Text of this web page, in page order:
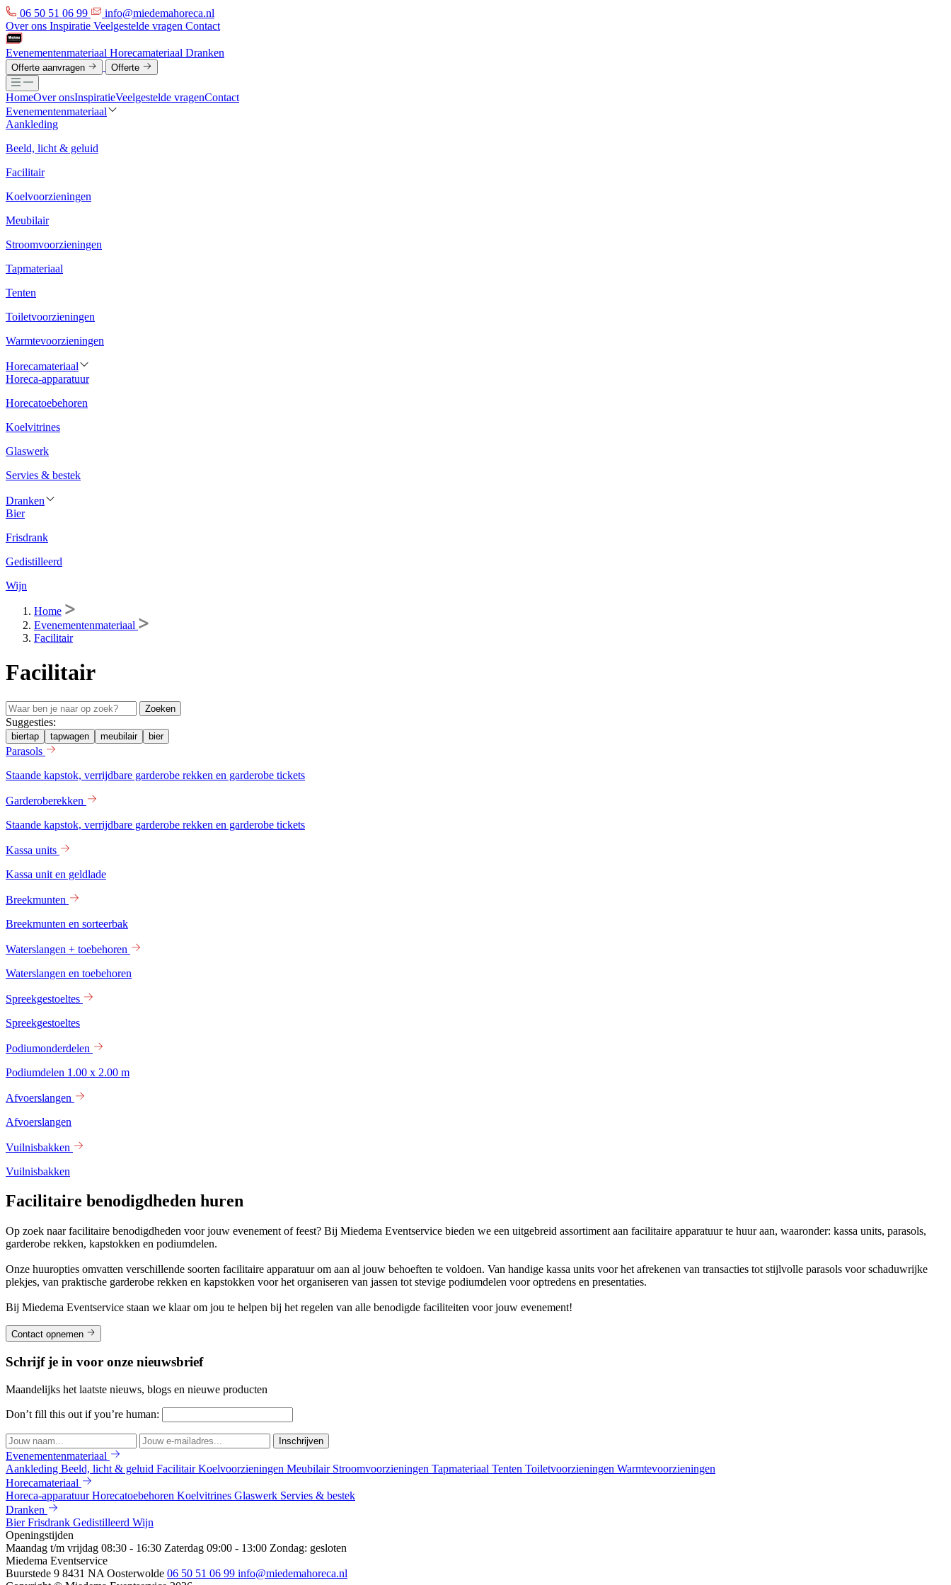
06 50 51 06 99
info@miedemahoreca.nl
Over ons Inspiratie Veelgestelde vragen Contact
Evenementenmateriaal Horecamateriaal Dranken
Offerte aanvragen Offerte
HomeOver onsInspiratieVeelgestelde vragenContact
Evenementenmateriaal
Aankleding
Beeld, licht & geluid
Facilitair
Koelvoorzieningen
Meubilair
Stroomvoorzieningen
Tapmateriaal
Tenten
Toiletvoorzieningen
Warmtevoorzieningen
Horecamateriaal
Horeca-apparatuur
Horecatoebehoren
Koelvitrines
Glaswerk
Servies & bestek
Dranken
Bier
Frisdrank
Gedistilleerd
Wijn
Home
Evenementenmateriaal
Facilitair
Facilitair
Zoeken
Suggesties:
biertap tapwagen meubilair bier
Parasols
Staande kapstok, verrijdbare garderobe rekken en garderobe tickets
Garderoberekken
Staande kapstok, verrijdbare garderobe rekken en garderobe tickets
Kassa units
Kassa unit en geldlade
Breekmunten
Breekmunten en sorteerbak
Waterslangen + toebehoren
Waterslangen en toebehoren
Spreekgestoeltes
Spreekgestoeltes
Podiumonderdelen
Podiumdelen 1.00 x 2.00 m
Afvoerslangen
Afvoerslangen
Vuilnisbakken
Vuilnisbakken
Facilitaire benodigdheden huren
Op zoek naar facilitaire benodigdheden voor jouw evenement of feest? Bij Miedema Eventservice bieden we een uitgebreid assortiment aan facilitaire apparatuur te huur aan, waaronder: kassa units, parasols,
garderobe rekken, kapstokken en podiumdelen.
Onze huuropties omvatten verschillende soorten facilitaire apparatuur om aan al jouw behoeften te voldoen. Van handige kassa units voor het afrekenen van transacties tot stijlvolle parasols voor schaduwrijke
plekjes, van praktische garderobe rekken en kapstokken voor het organiseren van jassen tot stevige podiumdelen voor optredens en presentaties.
Bij Miedema Eventservice staan we klaar om jou te helpen bij het regelen van alle benodigde faciliteiten voor jouw evenement!
Contact opnemen
Schrijf je in voor onze nieuwsbrief
Maandelijks het laatste nieuws, blogs en nieuwe producten
Don’t fill this out if you’re human:
Inschrijven
Evenementenmateriaal
Aankleding Beeld, licht & geluid FacilitairKoelvoorzieningen Meubilair Stroomvoorzieningen Tapmateriaal Tenten Toiletvoorzieningen Warmtevoorzieningen
Horecamateriaal
Horeca-apparatuurHorecatoebehoren Koelvitrines Glaswerk Servies & bestek
Dranken
BierFrisdrank Gedistilleerd Wijn
Openingstijden
Maandag t/m vrijdag 08:30 - 16:30 Zaterdag 09:00 - 13:00 Zondag: gesloten
Miedema Eventservice
Buurstede 9 8431 NA Oosterwolde 06 50 51 06 99 info@miedemahoreca.nl